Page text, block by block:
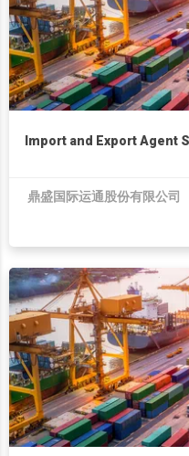
Import and Export Agent
鼎盛国际运通股份有限公司